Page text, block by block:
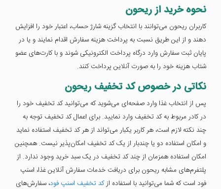
نحوه خرید از ریحون
کاربران ریحون می‌توانند با انتخاب گزینه شارژ حساب، اعتبار خود را افزایش
دهند و از این طریق نسبت به پرداخت هزینه سفارش اقدام نمایند و یا در
پایان ثبت سفارش وارد درگاه پرداخت الکترونیکی شوند و با کارت‌های عضو
شتاب هزینه خود را به صورت آنلاین پرداخت کنند.
نکاتی در خصوص کد تخفیف ریحون
پس از انتخاب غذا وارد صفحه‌ای می‌شوید که می‌توانید کد تخفیف خود را
در کادر مربوط به کد تخفیف وارد نمایید. برای اعمال کد تخفیف توجه به
چند نکته لازم است، هر کاربر یکبار می‌تواند از هر کد تخفیف استفاده نماید
و امکان استفاده دو یا چندبار از یک کد تخفیف امکان‌پذیر نیست. همچنین
امکان استفاده همزمان از چند کد تخفیف در یک سبد خرید وجود ندارد. از
پلتفرم‌های مشابه ریحون برای دریافت خدمات سفارش آنلاین غذا، اسنپ
فود است که شما می‌توانید با استفاده ازکد تخفیف اسنپ فود، سفارش‌های